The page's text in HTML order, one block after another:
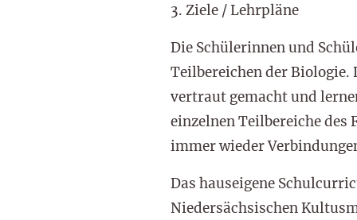
3. Ziele / Lehrpläne
Die Schülerinnen und
Teilbereichen der
vertraut gemacht und
einzelnen Teilbereiche des
immer wieder
Das hauseigene
Niedersächsischen